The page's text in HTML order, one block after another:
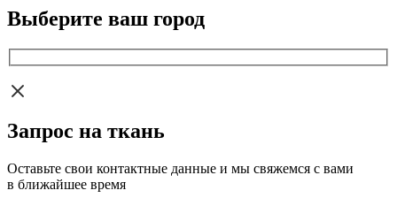
Выберите ваш город
Запрос на ткань
Оставьте свои контактные данные и мы свяжемся с вами
в ближайшее время